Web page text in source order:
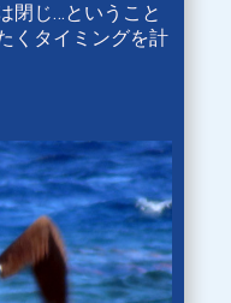
閉じ…ということ
くタイミングを計